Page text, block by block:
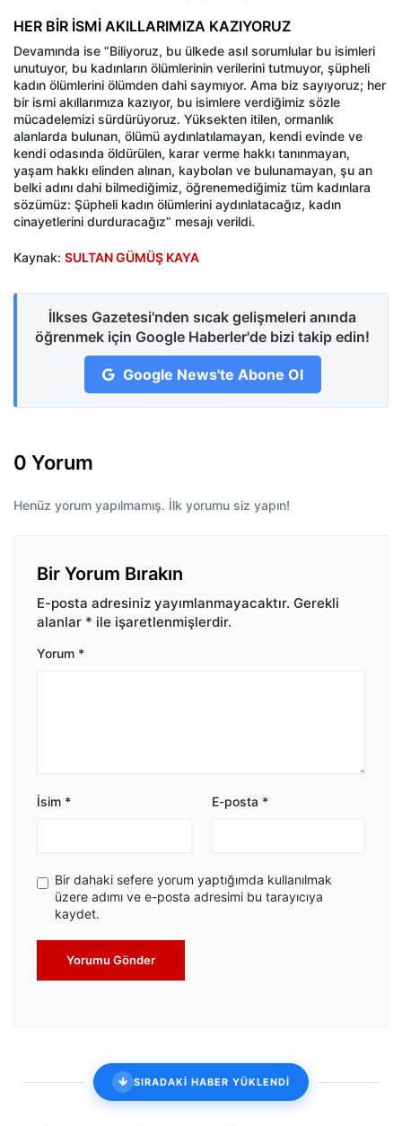
HER BİR İSMİ AKILLARIMIZA KAZIYORUZ
Devamında ise “Biliyoruz, bu ülkede asıl sorumlular bu isimleri
unutuyor, bu kadınların ölümlerinin verilerini tutmuyor, şüpheli
kadın ölümlerini ölümden dahi saymıyor. Ama biz sayıyoruz; her
bir ismi akıllarımıza kazıyor, bu isimlere verdiğimiz sözle
mücadelemizi sürdürüyoruz. Yüksekten itilen, ormanlık
alanlarda bulunan, ölümü aydınlatılamayan, kendi evinde ve
kendi odasında öldürülen, karar verme hakkı tanınmayan,
yaşam hakkı elinden alınan, kaybolan ve bulunamayan, şu an
belki adını dahi bilmediğimiz, öğrenemediğimiz tüm kadınlara
sözümüz: Şüpheli kadın ölümlerini aydınlatacağız, kadın
cinayetlerini durduracağız” mesajı verildi.
Kaynak: SULTAN GÜMÜŞ KAYA
İlkses Gazetesi'nden sıcak gelişmeleri anında
öğrenmek için Google Haberler'de bizi takip edin!
Google News'te Abone Ol
0 Yorum
Henüz yorum yapılmamış. İlk yorumu siz yapın!
Bir Yorum Bırakın
E-posta adresiniz yayımlanmayacaktır. Gerekli
alanlar * ile işaretlenmişlerdir.
Yorum *
İsim * E-posta *
Bir dahaki sefere yorum yaptığımda kullanılmak
üzere adımı ve e-posta adresimi bu tarayıcıya
kaydet.
Yorumu Gönder
SIRADAKİ HABER YÜKLENDİ